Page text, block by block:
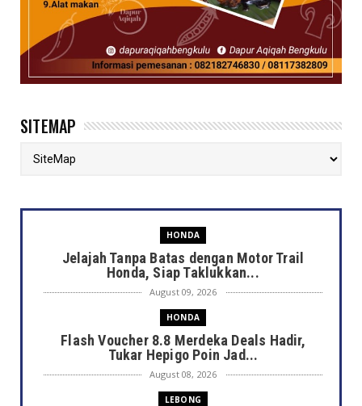
SITEMAP
HONDA
Jelajah Tanpa Batas dengan Motor Trail
Honda, Siap Taklukkan...
August 09, 2026
HONDA
Flash Voucher 8.8 Merdeka Deals Hadir,
Tukar Hepigo Poin Jad...
August 08, 2026
LEBONG